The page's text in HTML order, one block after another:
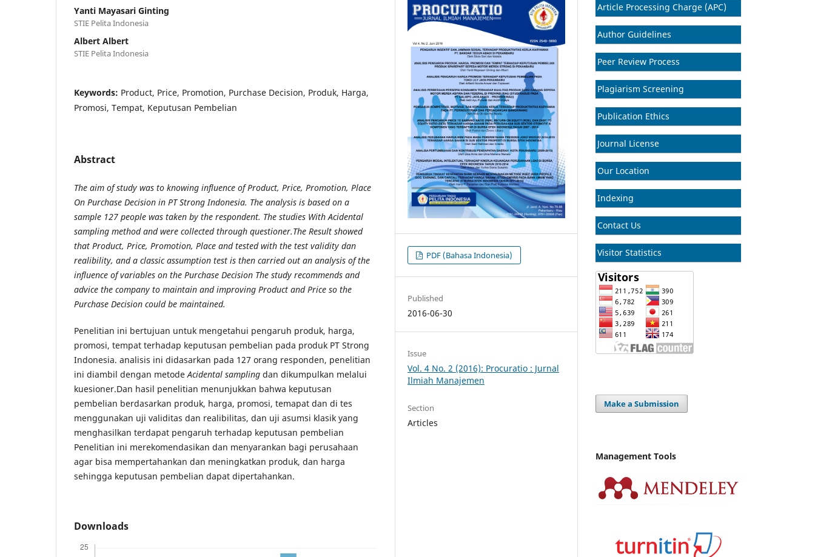
Yanti Mayasari Ginting
STIE Pelita Indonesia
Albert Albert
STIE Pelita Indonesia
Keywords: Product, Price, Promotion, Purchase Decision, Produk, Harga,
Promosi, Tempat, Keputusan Pembelian
Abstract
The aim of study was to knowing influence of Product, Price, Promotion, Place
On Purchase Decision in PT Strong Indonesia. The analysis is based on a
sample 127 people was taken by the respondent. The studies With Acidental
sampling method and were collected through questioner.The Result showed
that Product, Price, Promotion, Place and tested with the test validity dan
realibility, and a classic assumption test is then carried out an analysis of the
influence of variables on the Purchase Decision The study recommends and
advice the company to maintain and improving Product and Price so the
Purchase Decision could be maintained.
Penelitian ini bertujuan untuk mengetahui pengaruh produk, harga,
promosi, tempat terhadap keputusan pembelian pada produk PT Strong
Indonesia. analisis ini didasarkan pada 127 orang responden, penelitian
ini diambil dengan metodeAcidental sampling dan dikumpulkan melalui
kuesioner.Dan hasil penelitian menunjukkan bahwa keputusan
pembelian berdasarkan produk, harga, promosi, temapat dan di tes
menggunakan uji validitas dan realibilitas, dan uji asumsi klasik yang
menghasilkan terdapat pengaruh terhadap keputusan pembelian
Penelitian ini merekomendasikan dan menyarankan bagi perusahaan
agar bisa mempertahankan dan meningkatkan produk, dan harga
sehingga keputusan pembelian dapat dipertahankan.
Downloads
PDF (Bahasa Indonesia)
Published
2016-06-30
Issue
Vol. 4 No. 2 (2016): Procuratio : Jurnal
Ilmiah Manajemen
Section
Articles
Article Processing Charge (APC)
Author Guidelines
Peer Review Process
Plagiarism Screening
Publication Ethics
Journal License
Our Location
Indexing
Contact Us
Visitor Statistics
Make a Submission
Management Tools